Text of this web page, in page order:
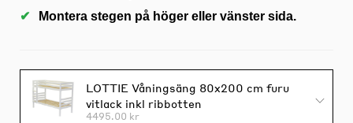
Montera stegen på höger eller vänster sida.
LOTTIE Våningsäng 80x200 cm furu
vitlack inkl ribbotten
4495.00 kr